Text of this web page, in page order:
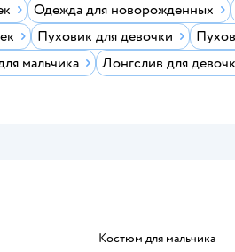
Одежда для новорожденных
Пуховик для девочки
мальчика Лонгслив для
Костюм для мальчика